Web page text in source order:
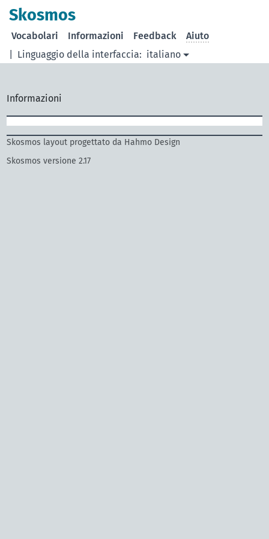
Skosmos
Linguaggio della interfaccia: italiano
Vocabolari Informazioni Feedback Aiuto
Informazioni
Skosmos layout progettato da Hahmo Design
Skosmos versione 2.17